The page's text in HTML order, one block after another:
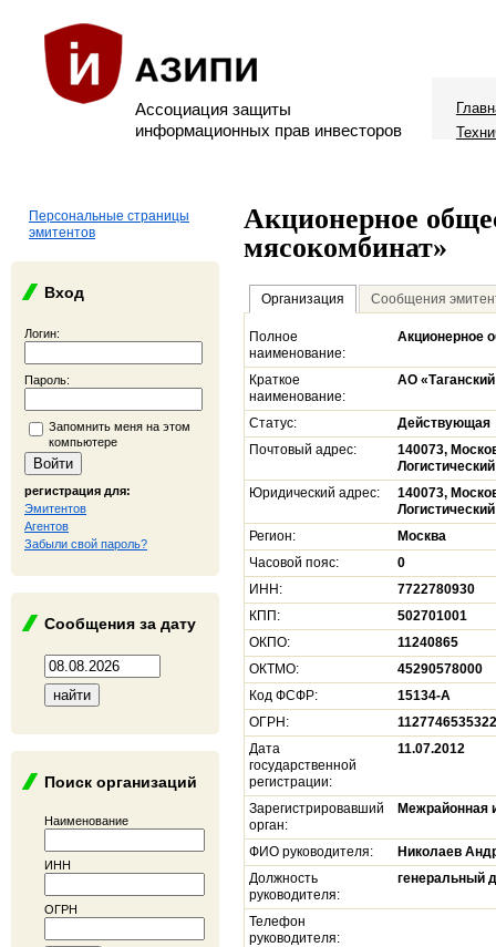
Ассоциация защиты
информационных прав инвесторов
Персональные страницы
эмитентов
Вход
Логин:
Пароль:
Запомнить меня на этом
компьютере
регистрация для:
Эмитентов
Агентов
Забыли свой пароль?
Сообщения за дату
Поиск организаций
Наименование
ИНН
ОГРН
Акционерное
мясокомбинат»
Организация Сообщения
Полное
наименование:
Акционерное
Краткое
наименование:
АО
Статус:
Действующая
Почтовый адрес:
140073,
Юридический адрес:
140073,
Регион:
Москва
Часовой пояс:
0
ИНН:
7722780930
КПП:
502701001
ОКПО:
11240865
ОКТМО:
45290578000
Код ФСФР:
15134-А
ОГРН:
1127746535322
Дата
государственной
регистрации:
11.07.2012
Зарегистрировавший
орган:
Межрайонная
ФИО руководителя:
Николаев
Должность
руководителя:
генеральный
Телефон
руководителя: